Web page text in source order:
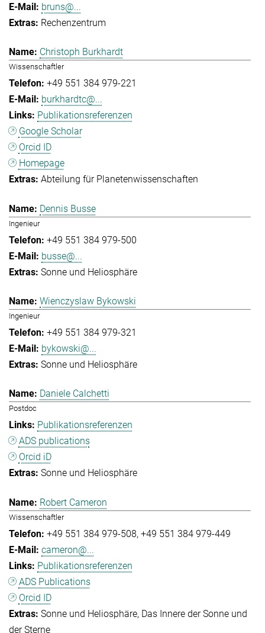
bruns@...
Rechenzentrum
Christoph Burkhardt
Wissenschaftler
+49 551 384 979-221
burkhardtc@...
Publikationsreferenzen
Google Scholar
Orcid ID
Homepage
Abteilung für Planetenwissenschaften
Dennis Busse
Ingenieur
+49 551 384 979-500
busse@...
Sonne und Heliosphäre
Wienczyslaw Bykowski
Ingenieur
+49 551 384 979-321
bykowski@...
Sonne und Heliosphäre
Daniele Calchetti
Postdoc
Publikationsreferenzen
ADS publications
Orcid iD
Sonne und Heliosphäre
Robert Cameron
Wissenschaftler
+49 551 384 979-508 +49 551 384 979-449
cameron@...
Publikationsreferenzen
ADS Publications
Orcid ID
Sonne und Heliosphäre Das Innere der Sonne und
der Sterne